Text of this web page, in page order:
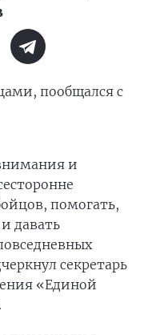
пообщался с
и
помогать,
давать
секретарь
«Единой
.